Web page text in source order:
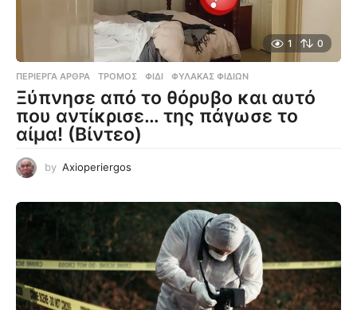
1 0
ΠΕΡΊΕΡΓΑ ΆΡΘΡΑ ΤΡΌΜΟΣ ,ΦΊΔΙ ,ΦΎΛΑΚΑΣ ΦΙΔΙΏΝ
Ξύπνησε από το θόρυβο και αυτό
που αντίκρισε… της πάγωσε το
αίμα! (Βίντεο)
by Axioperiergos